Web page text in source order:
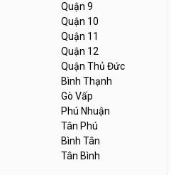
Quận 9
Quận 10
Quận 11
Quận 12
Quận Thủ Đức
Bình Thạnh
Gò Vấp
Phú Nhuận
Tân Phú
Bình Tân
Tân Bình